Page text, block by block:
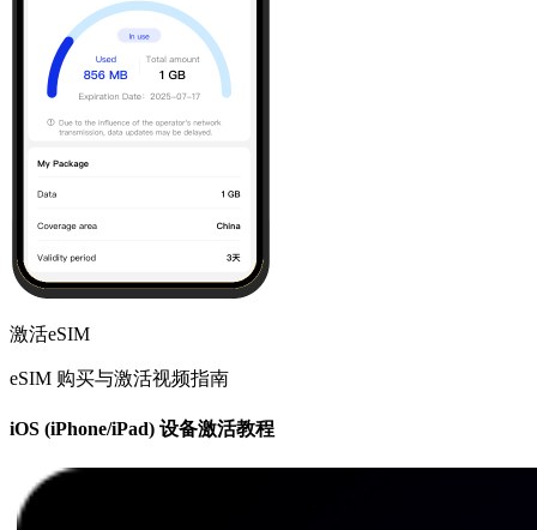
激活eSIM
eSIM 购买与激活视频指南
iOS (iPhone/iPad) 设备激活教程